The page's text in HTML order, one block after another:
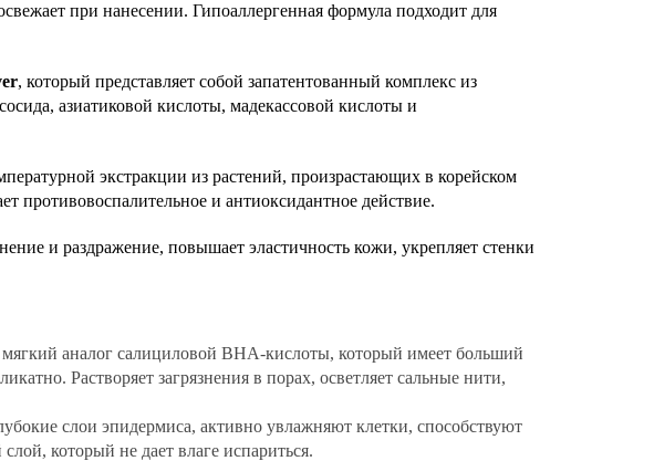
при нанесении. Гипоаллергенная формула подходит для
, который представляет собой запатентованный комплекс из
азиатиковой кислоты, мадекассовой кислоты и
экстракции из растений, произрастающих в корейском
противовоспалительное и антиоксидантное действие.
и раздражение, повышает эластичность кожи, укрепляет стенки
аналог салициловой BHA-кислоты, который имеет больший
Растворяет загрязнения в порах, осветляет сальные нити,
слои эпидермиса, активно увлажняют клетки, способствуют
который не дает влаге испариться.